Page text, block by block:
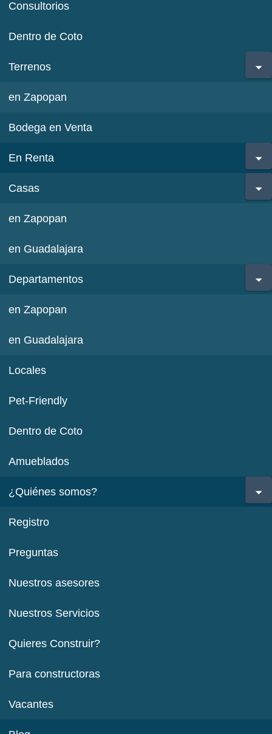
Consultorios
Dentro de Coto
Terrenos
en Zapopan
Bodega en Venta
En Renta
Casas
en Zapopan
en Guadalajara
Departamentos
en Zapopan
en Guadalajara
Locales
Pet-Friendly
Dentro de Coto
Amueblados
¿Quiénes somos?
Registro
Preguntas
Nuestros asesores
Nuestros Servicios
Quieres Construir?
Para constructoras
Vacantes